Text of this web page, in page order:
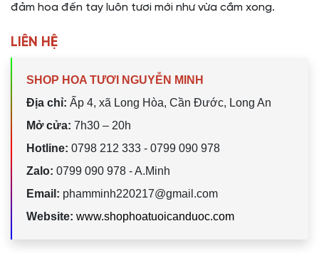
đảm hoa đến tay luôn tươi mới như vừa cắm xong.
LIÊN HỆ
SHOP HOA TƯƠI NGUYỄN MINH
Địa chỉ: Ấp 4, xã Long Hòa, Cần Đước, Long An
Mở cửa: 7h30 – 20h
Hotline: 0798 212 333 - 0799 090 978
Zalo: 0799 090 978 - A.Minh
Email: phamminh220217@gmail.com
Website: www.shophoatuoicanduoc.com